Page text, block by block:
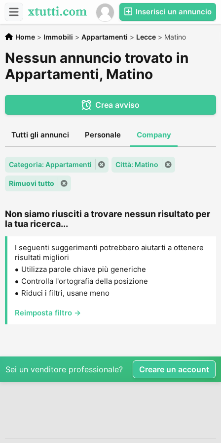
Inserisci un annuncio
Home > Immobili > Appartamenti > Lecce > Matino
Nessun annuncio trovato in
Appartamenti, Matino
Crea avviso
Tutti gli annunci Personale Company
Categoria: Appartamenti Città: Matino
Rimuovi tutto
Non siamo riusciti a trovare nessun risultato per
la tua ricerca...
I seguenti suggerimenti potrebbero aiutarti a ottenere
risultati migliori
Utilizza parole chiave più generiche
Controlla l'ortografia della posizione
Riduci i filtri, usane meno
Reimposta filtro →
Sei un venditore professionale? Creare un account